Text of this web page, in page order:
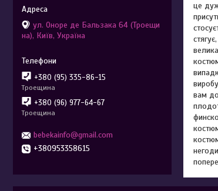
це
вам
ул. Оноре де Бальзака 64 (Троещи
на), Київ, Україна
+380 (95) 335-86-15
Троещина
+380 (96) 977-64-67
Троещина
bebekainfo@gmail.com
+380953358615